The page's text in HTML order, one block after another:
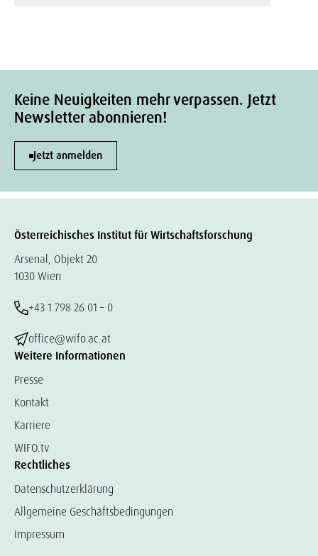
Keine Neuigkeiten mehr verpassen. Jetzt
Newsletter abonnieren!
Jetzt anmelden
Österreichisches Institut für Wirtschaftsforschung
Arsenal, Objekt 20
1030 Wien
+43 1 798 26 01 – 0
office@wifo.ac.at
Weitere Informationen
Presse
Kontakt
Karriere
WIFO.tv
Rechtliches
Datenschutzerklärung
Allgemeine Geschäftsbedingungen
Impressum